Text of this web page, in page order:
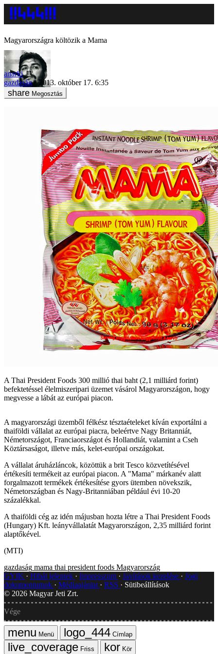
Magyarországra költözik a Mama
anarki
gazdaság
2013. október 17. 6:35
Megosztás
A Thai President Foods 300 millió thai baht (2,1 milliárd forint)
befektetéssel élelmiszeripari üzemet vásárol Magyarországon, hogy
megvesse a lábát az európai piacon.
A magyarországi üzemből félkész tésztaételeket kíván exportálni a
thaiföldi vállalat az európai piacra, beleértve Nagy Britanniát,
Németországot, Franciaországot és Hollandiát, valamint a Cseh
Köztársaságot, illetve más, kelet-európai országokat.
A vállalat áruházláncok, közöttük a brit Tesco közvetítésével
értékesíti termékeit az európai piacon. A "Mama" márkanév alatt
forgalmazott termékek értékesítése gyors ütemben növekszik,
Németországban és Nagy-Britanniában például évi 10-20
százalékkal.
A thaiföldi cég az idén májusban hozta létre a Thai President Foods
(Hungary) Kft. leányvállalatát Magyarországon, 2,35 milliárd forint
alaptőkével.
(MTI)
gazdaság mama thai president foods Magyarország
GYIK
Hibát jelentek Impresszum Javítások kezelése
Jogi
dokumentumok
Médiaajánlat RSS
Sütibeállítások
© 2026 Magyar Jeti Zrt.
Vége
Menü
Címlap
Friss
Kör